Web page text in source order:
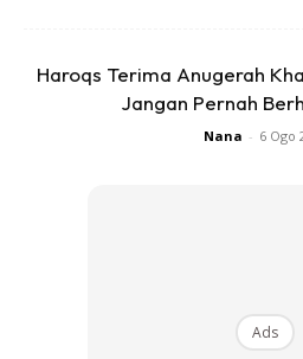
Haroqs Terima Anugerah
Jangan Pernah
Nana - 6 Ogo
Ads